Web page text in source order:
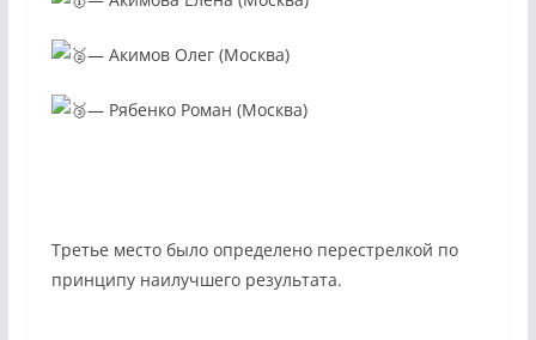
— Акимов Олег (Москва)
— Рябенко Роман (Москва)
Третье место было определено перестрелкой по
принципу наилучшего результата.